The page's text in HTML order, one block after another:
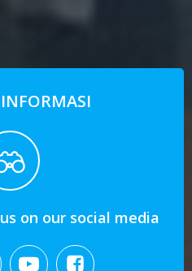
on our social media